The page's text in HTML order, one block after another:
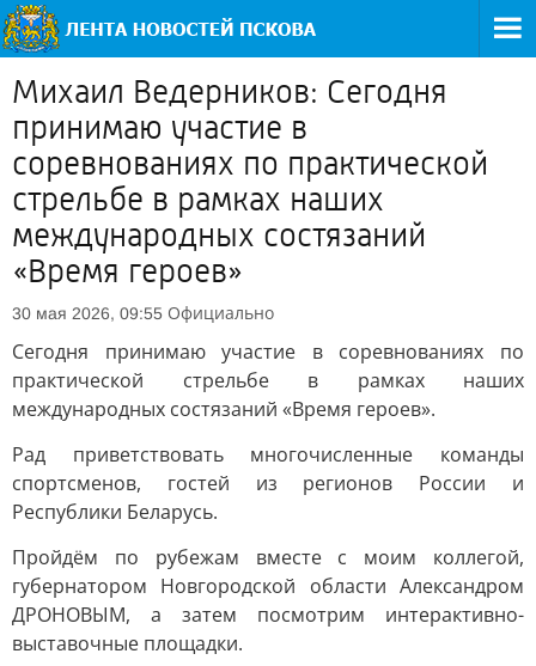
Михаил Ведерников: Сегодня
принимаю участие в
соревнованиях по практической
стрельбе в рамках наших
международных состязаний
«Время героев»
30 мая 2026, 09:55 Официально
Сегодня принимаю участие в соревнованиях по
практической стрельбе в рамках наших
международных состязаний «Время героев».
Рад приветствовать многочисленные команды
спортсменов, гостей из регионов России и
Республики Беларусь.
Пройдём по рубежам вместе с моим коллегой,
губернатором Новгородской области Александром
ДРОНОВЫМ, а затем посмотрим интерактивно-
выставочные площадки.